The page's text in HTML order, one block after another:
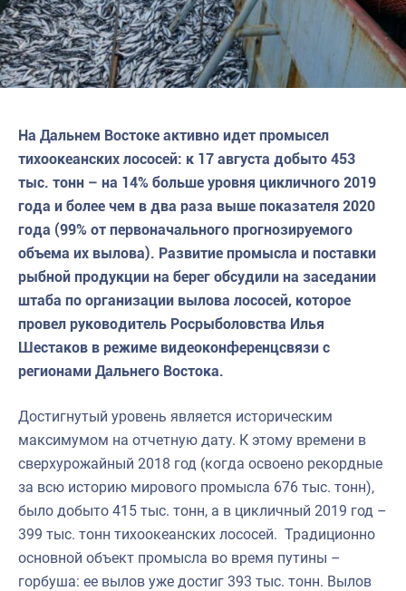
На Дальнем Востоке активно идет промысел
тихоокеанских лососей: к 17 августа добыто 453
тыс. тонн – на 14% больше уровня цикличного 2019
года и более чем в два раза выше показателя 2020
года (99% от первоначального прогнозируемого
объема их вылова). Развитие промысла и поставки
рыбной продукции на берег обсудили на заседании
штаба по организации вылова лососей, которое
провел руководитель Росрыболовства Илья
Шестаков в режиме видеоконференцсвязи с
регионами Дальнего Востока.
Достигнутый уровень является историческим
максимумом на отчетную дату. К этому времени в
сверхурожайный 2018 год (когда освоено рекордные
за всю историю мирового промысла 676 тыс. тонн),
было добыто 415 тыс. тонн, а в цикличный 2019 год –
399 тыс. тонн тихоокеанских лососей. Традиционно
основной объект промысла во время путины –
горбуша: ее вылов уже достиг 393 тыс. тонн. Вылов